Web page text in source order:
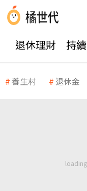
退休理財 持
養生村 退休金